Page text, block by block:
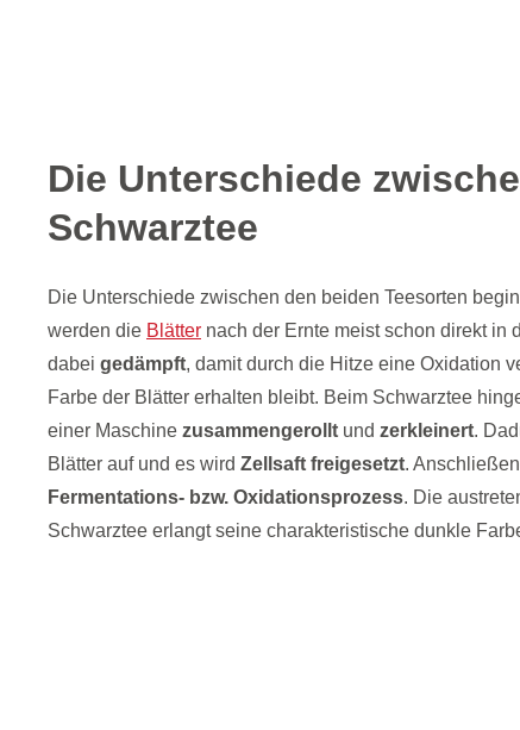
Die Unterschiede
Schwarztee
Die Unterschiede zwischen den beiden Teesorten
werden die Blätter nach der Ernte meist schon direkt in
dabei gedämpft, damit durch die Hitze eine Oxidation
Farbe der Blätter erhalten bleibt. Beim Schwarztee
einer Maschine zusammengerollt und zerkleinert.
Blätter auf und es wird Zellsaft freigesetzt.
Fermentations- bzw. Oxidationsprozess. Die
Schwarztee erlangt seine charakteristische dunkle